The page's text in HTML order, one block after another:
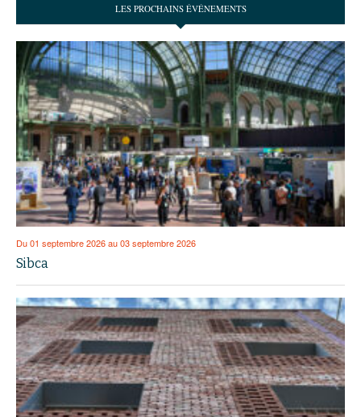
LES PROCHAINS ÉVÉNEMENTS
Du 01 septembre 2026 au 03 septembre 2026
Sibca